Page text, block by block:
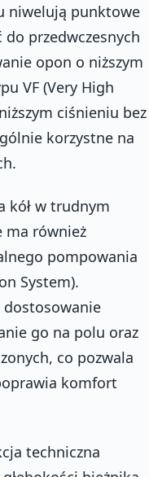
niwelują punktowe
przedwczesnych
opon o niższym
VF (Very High
ciśnieniu bez
korzystne na
kół w trudnym
ma również
pompowania
System).
go na polu oraz
co pozwala
komfort
techniczna